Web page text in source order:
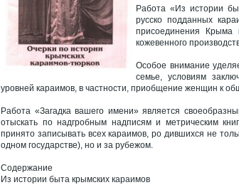
Работа «Из истории
русско подданных
присоединения Крыма
кожевенного
Особое внимание
семье, условиям
уровней караимов, в частности, приобщение женщин к
Работа «Загадка вашего имени» является
отыскать по надгробным надписям и метрическим
принято записывать всех караимов, ро дившихся не
одном государстве), но и за рубежом.
Содержание
Из истории быта крымских караимов